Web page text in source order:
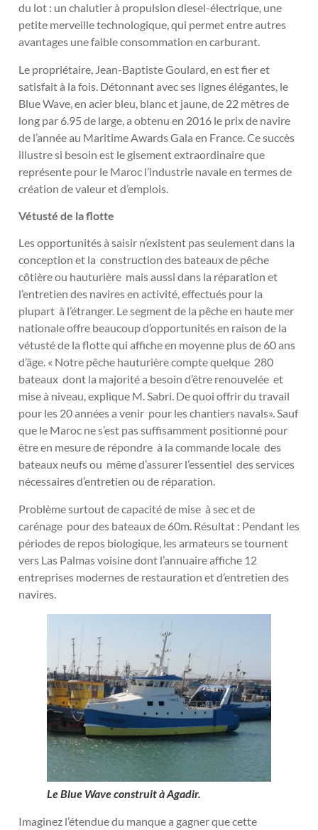
du lot : un chalutier à propulsion diesel-électrique, une
petite merveille technologique, qui permet entre autres
avantages une faible consommation en carburant.
Le propriétaire, Jean-Baptiste Goulard, en est fier et
satisfait à la fois. Détonnant avec ses lignes élégantes, le
Blue Wave, en acier bleu, blanc et jaune, de 22 mètres de
long par 6.95 de large, a obtenu en 2016 le prix de navire
de l’année au Maritime Awards Gala en France. Ce succès
illustre si besoin est le gisement extraordinaire que
représente pour le Maroc l’industrie navale en termes de
création de valeur et d’emplois.
Vétusté de la flotte
Les opportunités à saisir n’existent pas seulement dans la
conception et la construction des bateaux de pêche
côtière ou hauturière mais aussi dans la réparation et
l’entretien des navires en activité, effectués pour la
plupart à l’étranger. Le segment de la pêche en haute mer
nationale offre beaucoup d’opportunités en raison de la
vétusté de la flotte qui affiche en moyenne plus de 60 ans
d’âge. « Notre pêche hauturière compte quelque 280
bateaux dont la majorité a besoin d’être renouvelée et
mise à niveau, explique M. Sabri. De quoi offrir du travail
pour les 20 années a venir pour les chantiers navals». Sauf
que le Maroc ne s’est pas suffisamment positionné pour
être en mesure de répondre à la commande locale des
bateaux neufs ou même d’assurer l’essentiel des services
nécessaires d’entretien ou de réparation.
Problème surtout de capacité de mise à sec et de
carénage pour des bateaux de 60m. Résultat : Pendant les
périodes de repos biologique, les armateurs se tournent
vers Las Palmas voisine dont l’annuaire affiche 12
entreprises modernes de restauration et d’entretien des
navires.
Le Blue Wave construit à Agadir.
Imaginez l’étendue du manque a gagner que cette